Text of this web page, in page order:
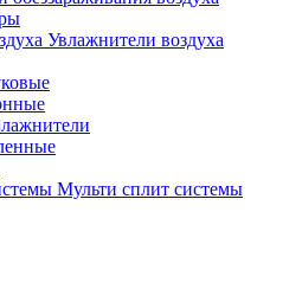
Увлажнители воздуха
Мульти сплит системы